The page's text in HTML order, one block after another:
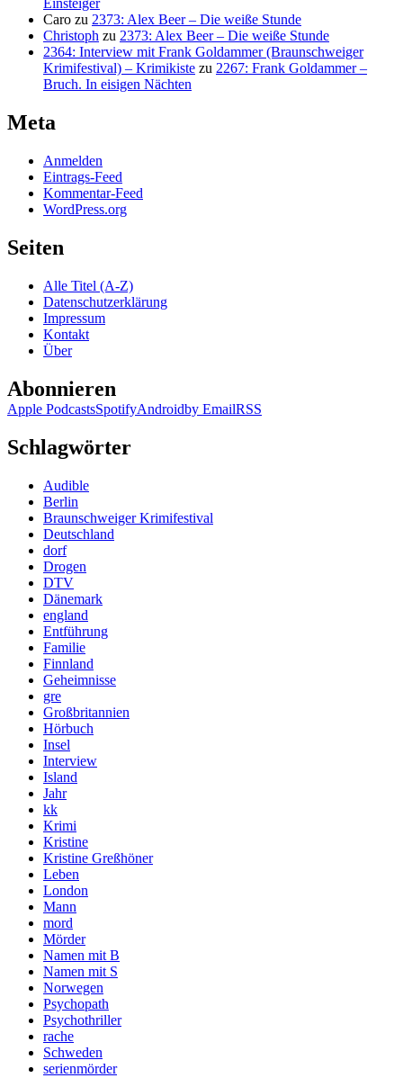
Einsteiger
Caro zu 2373: Alex Beer – Die weiße Stunde
Christoph zu 2373: Alex Beer – Die weiße Stunde
2364: Interview mit Frank Goldammer (Braunschweiger
Krimifestival) – Krimikiste zu 2267: Frank Goldammer –
Bruch. In eisigen Nächten
Meta
Anmelden
Eintrags-Feed
Kommentar-Feed
WordPress.org
Seiten
Alle Titel (A-Z)
Datenschutzerklärung
Impressum
Kontakt
Über
Abonnieren
Apple PodcastsSpotifyAndroidby EmailRSS
Schlagwörter
Audible
Berlin
Braunschweiger Krimifestival
Deutschland
dorf
Drogen
DTV
Dänemark
england
Entführung
Familie
Finnland
Geheimnisse
gre
Großbritannien
Hörbuch
Insel
Interview
Island
Jahr
kk
Krimi
Kristine
Kristine Greßhöner
Leben
London
Mann
mord
Mörder
Namen mit B
Namen mit S
Norwegen
Psychopath
Psychothriller
rache
Schweden
serienmörder